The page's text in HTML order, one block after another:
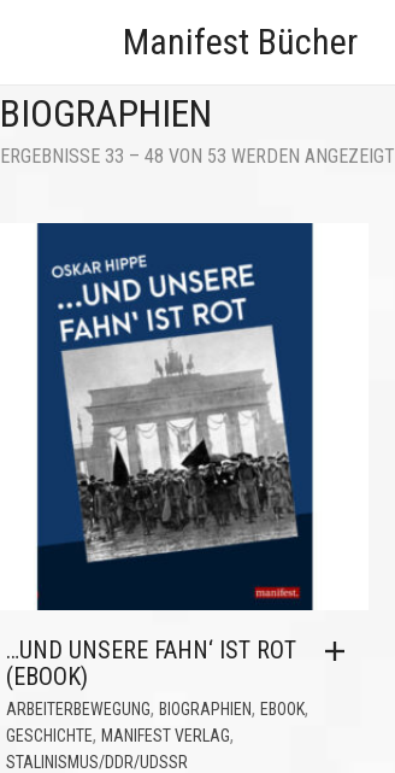
Manifest Bücher
BIOGRAPHIEN
ERGEBNISSE 33 – 48 VON 53 WERDEN ANGEZEIGT
…UND UNSERE FAHN‘ IST ROT
(EBOOK)
ARBEITERBEWEGUNG, BIOGRAPHIEN, EBOOK,
GESCHICHTE, MANIFEST VERLAG,
STALINISMUS/DDR/UDSSR